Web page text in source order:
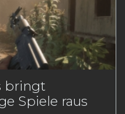
bringt
Spiele raus